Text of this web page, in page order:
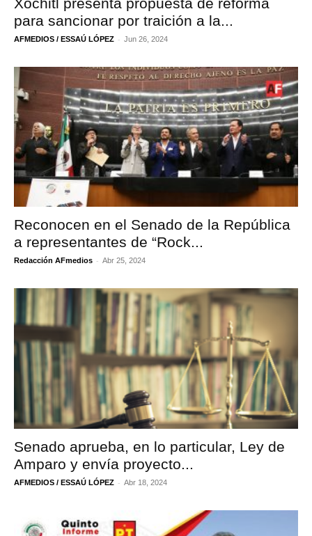
para sancionar por traición a la...
AFMEDIOS / ESSAÚ LÓPEZ - Jun 26, 2024
Reconocen en el Senado de la República
a representantes de “Rock...
Redacción AFmedios - Abr 25, 2024
Senado aprueba, en lo particular, Ley de
Amparo y envía proyecto...
AFMEDIOS / ESSAÚ LÓPEZ - Abr 18, 2024